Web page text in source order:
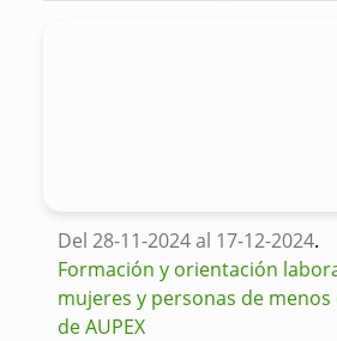
Del 28-11-2024 al 17-12-2024.
Formación y orientación
mujeres y personas de menos
de AUPEX